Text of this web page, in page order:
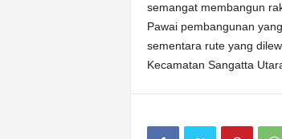
semangat membangun
Pawai pembangunan
sementara rute yang
Kecamatan Sangatta